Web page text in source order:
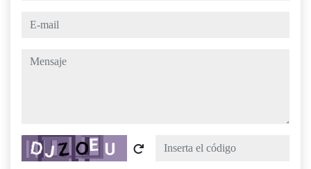
e-mail
mensaje
Captcha